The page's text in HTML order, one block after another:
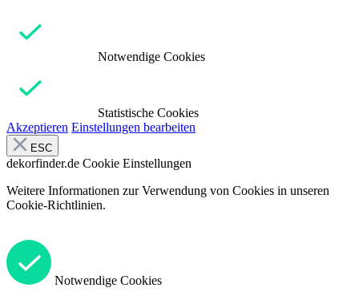
Notwendige Cookies
Statistische Cookies
Akzeptieren Einstellungen bearbeiten
ESC
dekorfinder.de Cookie Einstellungen
Weitere Informationen zur Verwendung von Cookies in unseren
Cookie-Richtlinien.
Notwendige Cookies